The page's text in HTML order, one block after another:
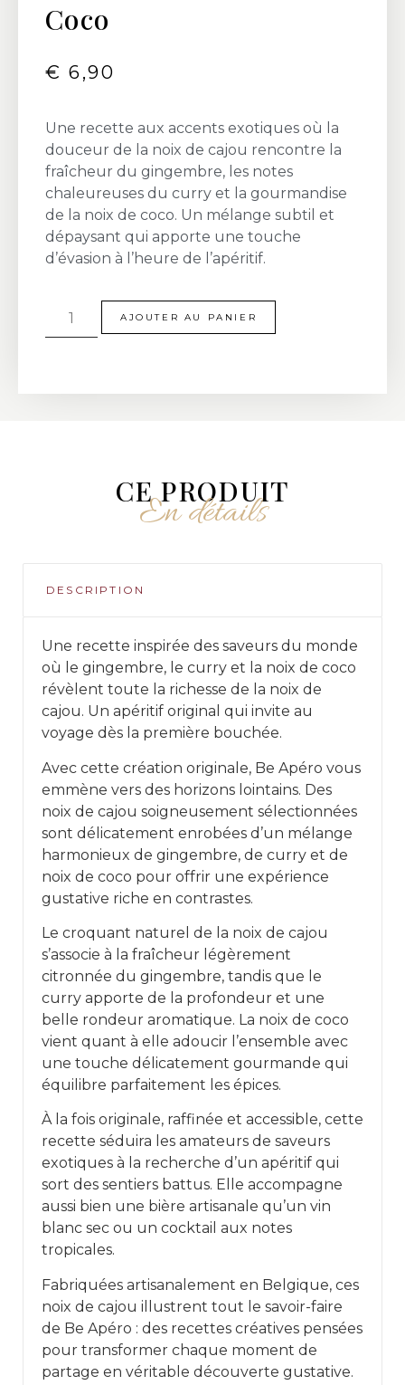
Coco
€ 6,90
Une recette aux accents exotiques où la
douceur de la noix de cajou rencontre la
fraîcheur du gingembre, les notes
chaleureuses du curry et la gourmandise
de la noix de coco. Un mélange subtil et
dépaysant qui apporte une touche
d’évasion à l’heure de l’apéritif.
AJOUTER AU PANIER
CE PRODUIT
En détails
DESCRIPTION
Une recette inspirée des saveurs du monde
où le gingembre, le curry et la noix de coco
révèlent toute la richesse de la noix de
cajou. Un apéritif original qui invite au
voyage dès la première bouchée.
Avec cette création originale, Be Apéro vous
emmène vers des horizons lointains. Des
noix de cajou soigneusement sélectionnées
sont délicatement enrobées d’un mélange
harmonieux de gingembre, de curry et de
noix de coco pour offrir une expérience
gustative riche en contrastes.
Le croquant naturel de la noix de cajou
s’associe à la fraîcheur légèrement
citronnée du gingembre, tandis que le
curry apporte de la profondeur et une
belle rondeur aromatique. La noix de coco
vient quant à elle adoucir l’ensemble avec
une touche délicatement gourmande qui
équilibre parfaitement les épices.
À la fois originale, raffinée et accessible, cette
recette séduira les amateurs de saveurs
exotiques à la recherche d’un apéritif qui
sort des sentiers battus. Elle accompagne
aussi bien une bière artisanale qu’un vin
blanc sec ou un cocktail aux notes
tropicales.
Fabriquées artisanalement en Belgique, ces
noix de cajou illustrent tout le savoir-faire
de Be Apéro : des recettes créatives pensées
pour transformer chaque moment de
partage en véritable découverte gustative.